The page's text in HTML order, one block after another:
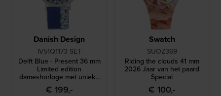
Danish Design
IV51Q1173-SET
Delft Blue - Present 36 mm
Limited edition
dameshorloge met unieke
Delfts blauwe hanger
€ 199,-
Swatch
SUOZ369
Riding the clouds 41 mm
2026 Jaar van het paard
Special
€ 100,-